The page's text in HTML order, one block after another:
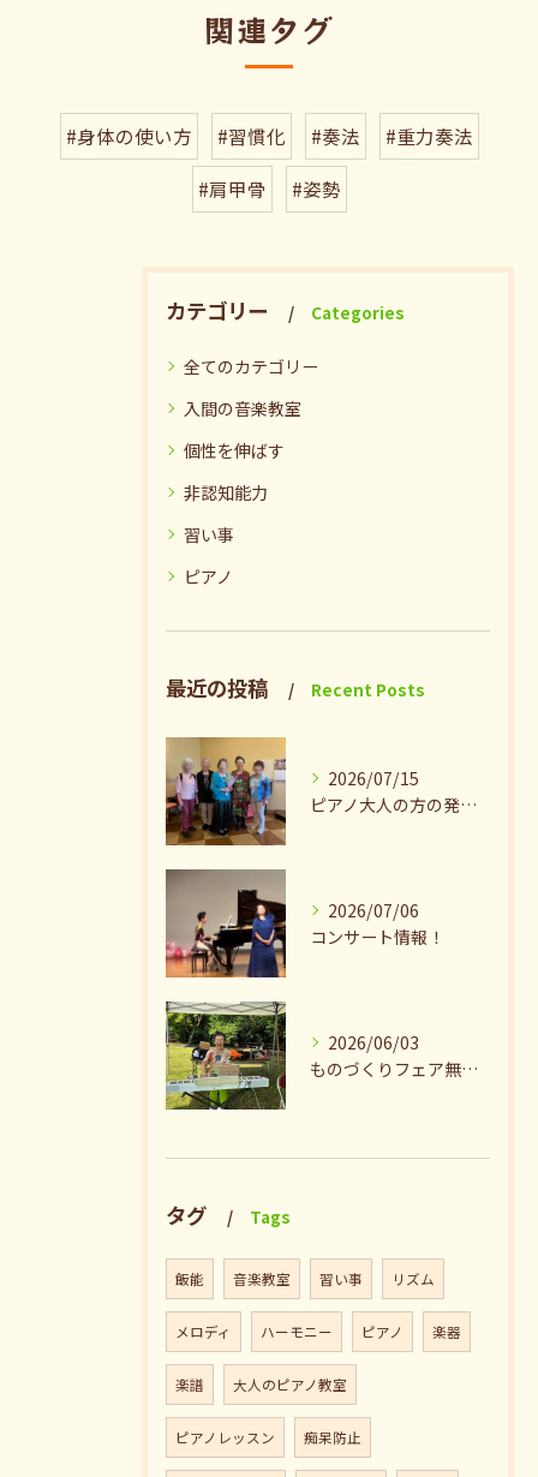
関連タグ
#身体の使い方 #習慣化 #奏法
#重力奏法
#肩甲骨
#姿勢
カテゴリー Categories
全てのカテゴリー
入間の音楽教室
個性を伸ばす
非認知能力
習い事
ピアノ
最近の投稿 Recent Posts
2026/07/15
ピアノ大人の方の発表会兼ねたお茶会🎵
2026/07/06
コンサート情報！
2026/06/03
ものづくりフェア無事終了♪ありがとうございました。
タグ Tags
飯能 音楽教室 習い事 リズム
メロディ ハーモニー ピアノ 楽器
楽譜 大人のピアノ教室
ピアノレッスン 痴呆防止